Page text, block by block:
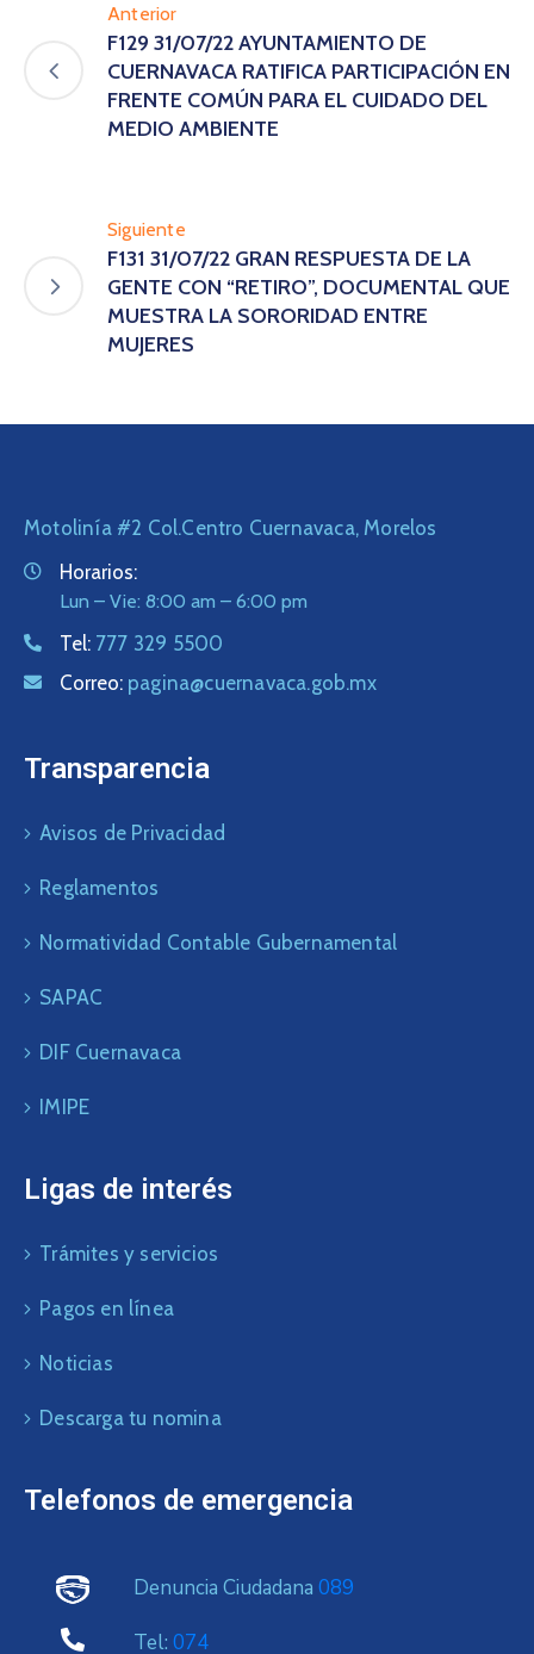
Anterior
F129 31/07/22 AYUNTAMIENTO DE
CUERNAVACA RATIFICA PARTICIPACIÓN EN
FRENTE COMÚN PARA EL CUIDADO DEL
MEDIO AMBIENTE
Siguiente
F131 31/07/22 GRAN RESPUESTA DE LA
GENTE CON “RETIRO”, DOCUMENTAL QUE
MUESTRA LA SORORIDAD ENTRE
MUJERES
Motolinía #2 Col.Centro Cuernavaca, Morelos
Horarios:
Lun – Vie: 8:00 am – 6:00 pm
Tel: 777 329 5500
Correo: pagina@cuernavaca.gob.mx
Transparencia
Avisos de Privacidad
Reglamentos
Normatividad Contable Gubernamental
SAPAC
DIF Cuernavaca
IMIPE
Ligas de interés
Trámites y servicios
Pagos en línea
Noticias
Descarga tu nomina
Telefonos de emergencia
Denuncia Ciudadana 089
Tel: 074